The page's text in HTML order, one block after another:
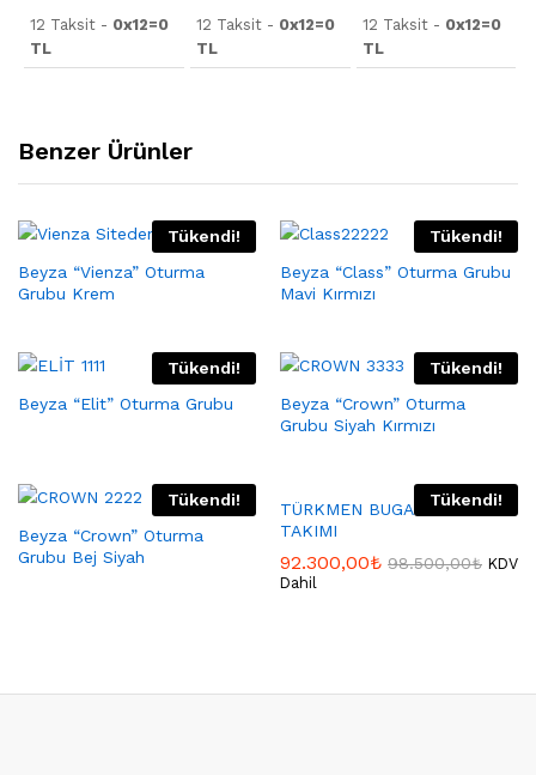
12 Taksit - 0x12=0
TL
12 Taksit - 0x12=0
TL
12 Taksit - 0x12=0
TL
Benzer Ürünler
Tükendi!
Beyza “Vienza” Oturma
Grubu Krem
Tükendi!
Beyza “Class” Oturma Grubu
Mavi Kırmızı
Tükendi!
Beyza “Elit” Oturma Grubu
Tükendi!
Beyza “Crown” Oturma
Grubu Siyah Kırmızı
Tükendi!
Beyza “Crown” Oturma
Grubu Bej Siyah
Tükendi!
TÜRKMEN BUGATTİ KOLTUK
TAKIMI
92.300,00₺ 98.500,00₺ KDV
Dahil